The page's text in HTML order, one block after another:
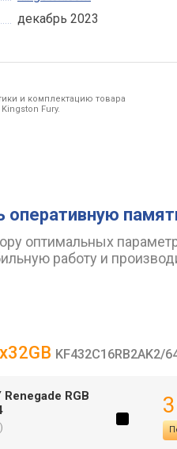
декабрь 2023
и комплектацию товара
Fury.
оперативную
оптимальных
работу и
KF432C16RB2AK2/
RGB